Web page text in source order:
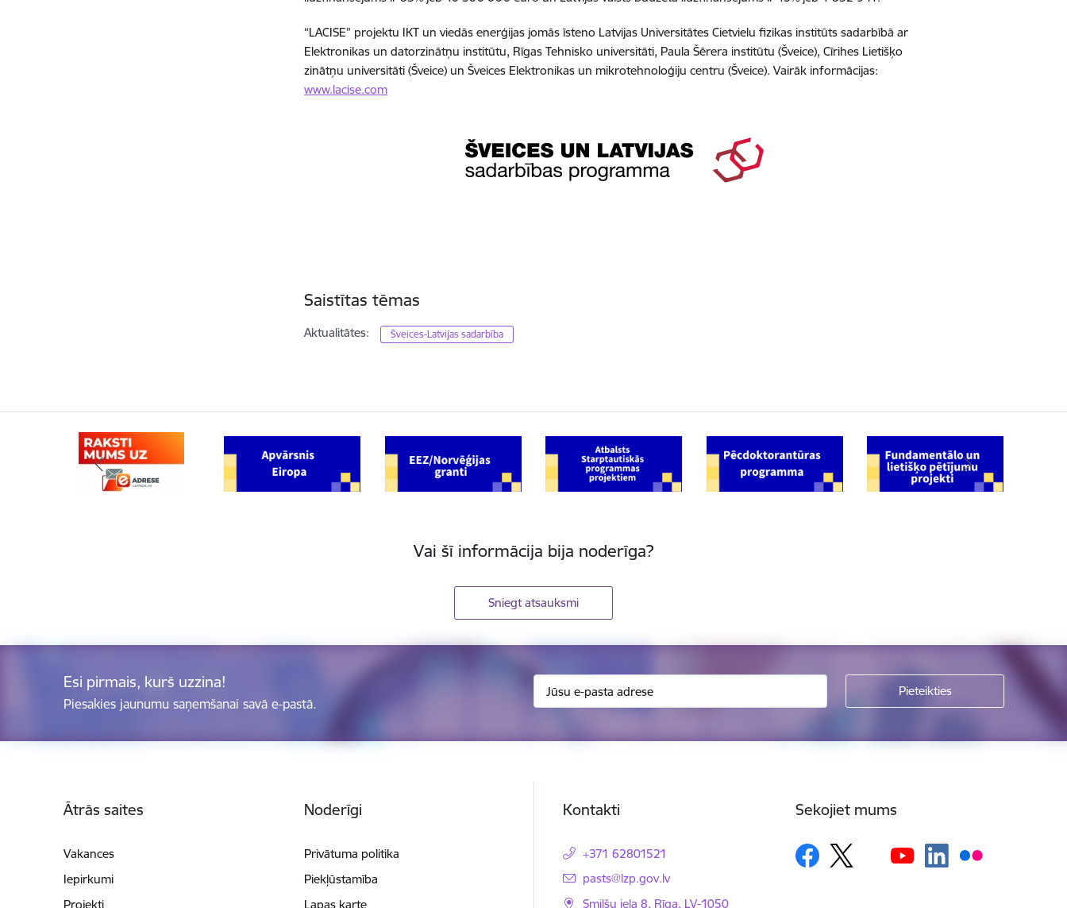
“LACISE” projektu IKT un viedās enerģijas jomās īsteno Latvijas Universitātes Cietvielu fizikas institūts sadarbībā ar
Elektronikas un datorzinātņu institūtu, Rīgas Tehnisko universitāti, Paula Šērera institūtu (Šveice), Cīrihes Lietišķo
zinātņu universitāti (Šveice) un Šveices Elektronikas un mikrotehnoloģiju centru (Šveice). Vairāk informācijas:
www.lacise.com
Saistītas tēmas
Aktualitātes: Šveices-Latvijas sadarbība
Vai šī informācija bija noderīga?
Sniegt atsauksmi
Esi pirmais, kurš uzzina!
Piesakies jaunumu saņemšanai savā e-pastā.
Ātrās saites
Vakances
Iepirkumi
Projekti
Noderīgi
Privātuma politika
Piekļūstamība
Lapas karte
Kontakti
+371 62801521
E-pasts:
pasts@lzp.gov.lv
Smilšu iela 8, Rīga, LV-1050
Sekojiet mums